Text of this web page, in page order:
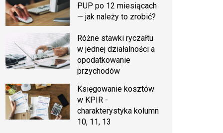
PUP po 12 miesiącach
— jak należy to zrobić?
Różne stawki ryczałtu
w jednej działalności a
opodatkowanie
przychodów
Księgowanie kosztów
w KPIR -
charakterystyka kolumn
10, 11, 13